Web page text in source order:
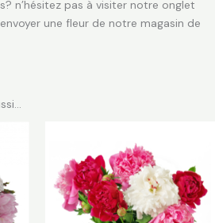
n’hésitez pas à visiter notre onglet
une fleur de notre magasin de
prix :
€ 45,00
à
€ 112,50